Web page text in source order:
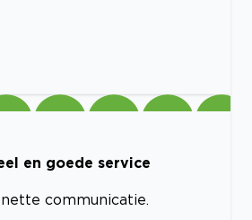
en goede service
communicatie.